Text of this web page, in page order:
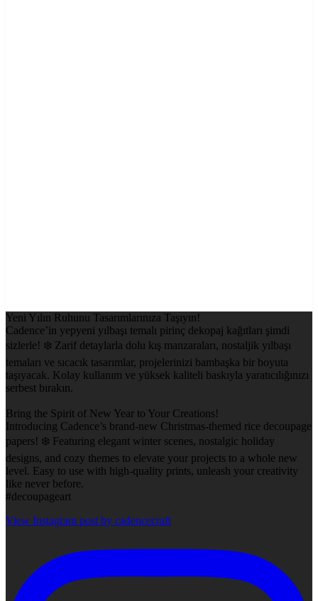
Yeni Yılın Ruhunu Tasarımlarınıza Taşıyın!
Cadence’in yepyeni yılbaşı temalı pirinç dekopaj kağıtları şimdi
sizlerle! ❄️ Zarif detaylarla dolu kış manzaraları, nostaljik yılbaşı
temaları ve sıcacık tasarımlar, projelerinizi bambaşka bir boyuta
taşıyacak. Kolay kullanım ve yüksek kaliteli baskıyla yaratıcılığınızı
serbest bırakın.
Bring the Spirit of New Year to Your Creations!
Introducing Cadence’s brand-new Christmas-themed rice decoupage
papers! ❄️ Featuring elegant winter scenes, nostalgic holiday
designs, and cozy themes to elevate your projects to a whole new
level. Easy to use with high-quality prints, unleash your creativity
like never before.
#decoupageart
View Instagram post by cadencecraft